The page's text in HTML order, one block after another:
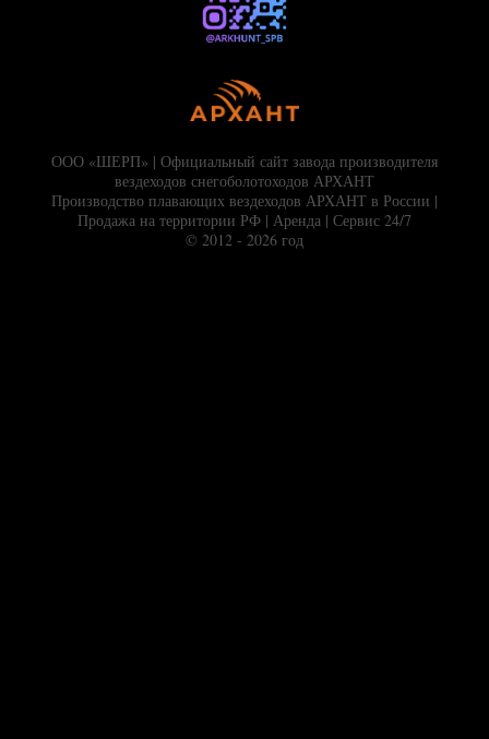
ООО «ШЕРП» | Официальный сайт завода производителя
вездеходов снегоболотоходов АРХАНТ
Производство плавающих вездеходов АРХАНТ в России |
Продажа на территории РФ | Аренда | Сервис 24/7
© 2012 - 2026 год